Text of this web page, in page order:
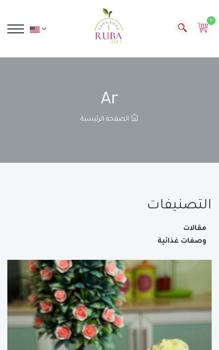
0
Ar
الصفحة الرئيسية
التصنيفات
مقالات
وصفات غذائية